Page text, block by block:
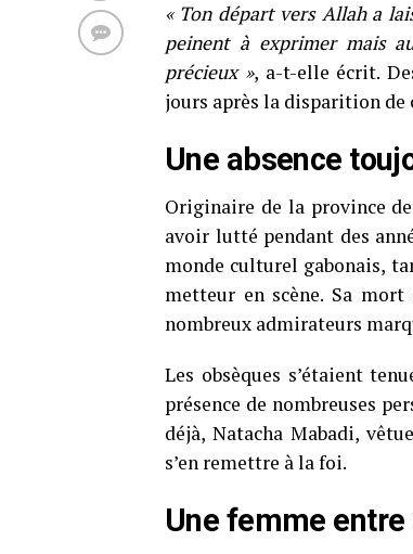
« Ton départ vers Allah a
peinent à exprimer mais
précieux », a-t-elle écrit.
jours après la disparition de
Une absence
Originaire de la province
avoir lutté pendant des
monde culturel gabonais,
metteur en scène. Sa
nombreux admirateurs
Les obsèques s’étaient
présence de nombreuses
déjà, Natacha Mabadi,
s’en remettre à la foi.
Une femme